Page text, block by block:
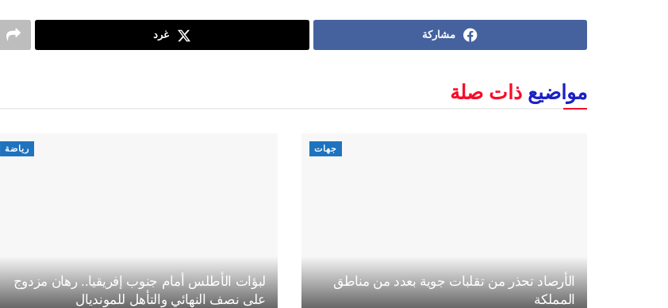
مشاركة غرد
مواضيع ذات صلة
جهات
الأرصاد تحذر من تقلبات جوية بعدد من مناطق
المملكة
رياضة
لبؤات الأطلس أمام جنوب إفريقيا.. رهان مزدوج
على نصف النهائي والتأهل للمونديال